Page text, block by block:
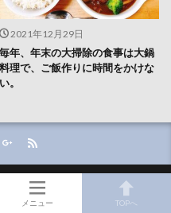
2021年12月29日
毎年、年末の大掃除の食事は大鍋
料理で、ご飯作りに時間をかけな
い。
食べ生きライフ
メニュー TOPへ